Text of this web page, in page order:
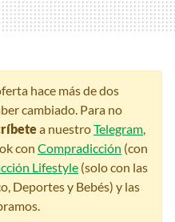
hace más de dos
cambiado. Para no
a nuestroTelegram,
con Compradicción (con
Lifestyle (solo con las
Deportes y Bebés) y las